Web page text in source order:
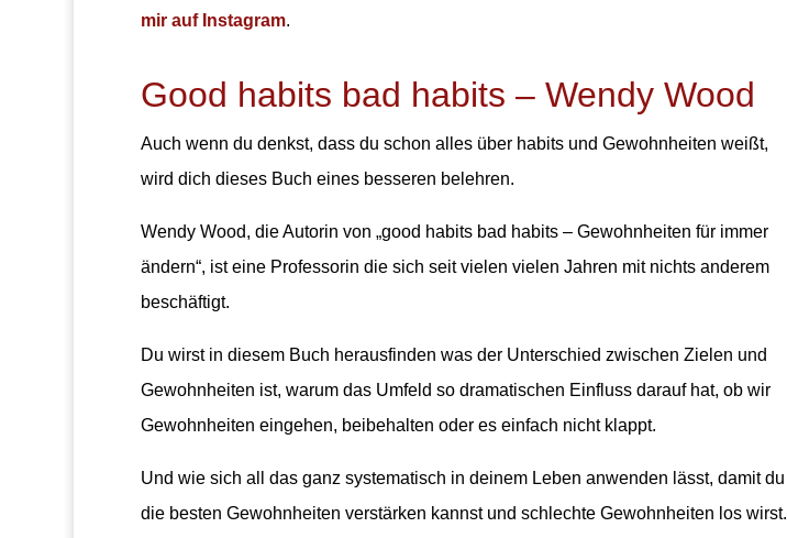
mir auf Instagram.
Good habits bad habits – Wendy Wood
Auch wenn du denkst, dass du schon alles über habits und Gewohnheiten weißt,
wird dich dieses Buch eines besseren belehren.
Wendy Wood, die Autorin von „good habits bad habits – Gewohnheiten für immer
ändern“, ist eine Professorin die sich seit vielen vielen Jahren mit nichts anderem
beschäftigt.
Du wirst in diesem Buch herausfinden was der Unterschied zwischen Zielen und
Gewohnheiten ist, warum das Umfeld so dramatischen Einfluss darauf hat, ob wir
Gewohnheiten eingehen, beibehalten oder es einfach nicht klappt.
Und wie sich all das ganz systematisch in deinem Leben anwenden lässt, damit du
die besten Gewohnheiten verstärken kannst und schlechte Gewohnheiten los wirst.